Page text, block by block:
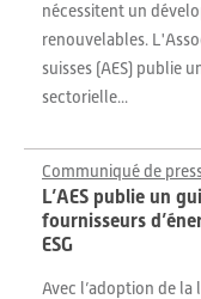
nécessitent un
renouvelables.
suisses (AES) publie
sectorielle...
Communiqué de
L’AES publie un
fournisseurs
ESG
Avec l’adoption de